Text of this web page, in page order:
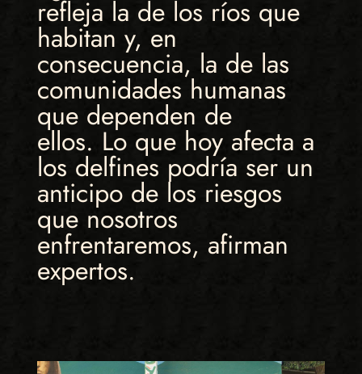
refleja la de los ríos que
habitan y, en
consecuencia, la de las
comunidades humanas
que dependen de
ellos. Lo que hoy afecta a
los delfines podría ser un
anticipo de los riesgos
que nosotros
enfrentaremos, afirman
expertos.